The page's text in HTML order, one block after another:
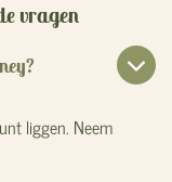
vragen
liggen. Neem